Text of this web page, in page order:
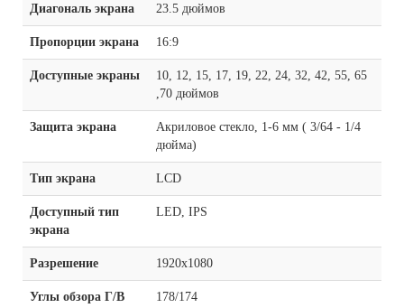
Диагональ экрана 23.5 дюймов
Пропорции экрана 16:9
Доступные экраны
10, 12, 15, 17, 19, 22, 24, 32, 42, 55, 65
,70 дюймов
Защита экрана
Акриловое стекло, 1-6 мм ( 3/64 - 1/4
дюйма)
Тип экрана LCD
Доступный тип
экрана
LED, IPS
Разрешение 1920x1080
Углы обзора Г/В 178/174